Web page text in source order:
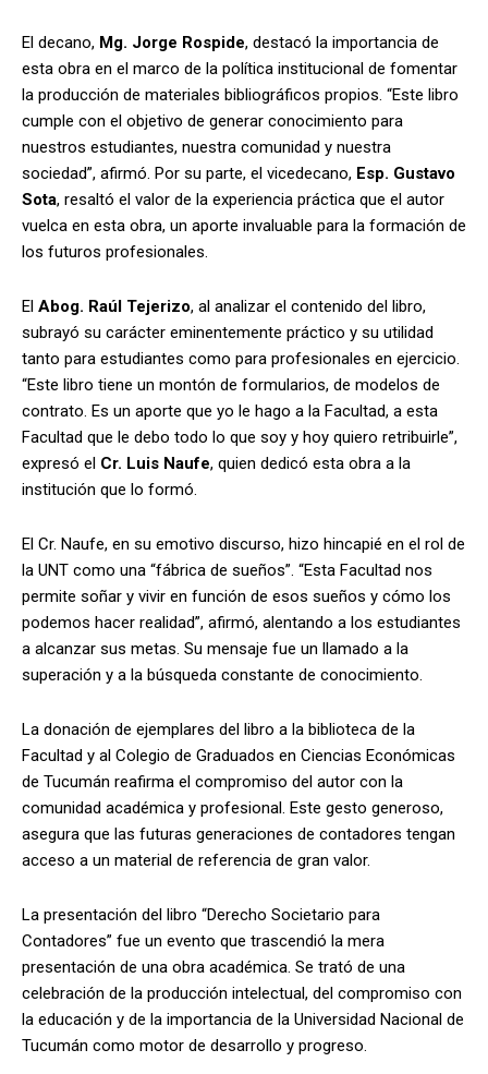
El decano, Mg. Jorge Rospide, destacó la importancia de
esta obra en el marco de la política institucional de fomentar
la producción de materiales bibliográficos propios. “Este libro
cumple con el objetivo de generar conocimiento para
nuestros estudiantes, nuestra comunidad y nuestra
sociedad”, afirmó. Por su parte, el vicedecano, Esp. Gustavo
Sota, resaltó el valor de la experiencia práctica que el autor
vuelca en esta obra, un aporte invaluable para la formación de
los futuros profesionales.
El Abog. Raúl Tejerizo, al analizar el contenido del libro,
subrayó su carácter eminentemente práctico y su utilidad
tanto para estudiantes como para profesionales en ejercicio.
“Este libro tiene un montón de formularios, de modelos de
contrato. Es un aporte que yo le hago a la Facultad, a esta
Facultad que le debo todo lo que soy y hoy quiero retribuirle”,
expresó el Cr. Luis Naufe, quien dedicó esta obra a la
institución que lo formó.
El Cr. Naufe, en su emotivo discurso, hizo hincapié en el rol de
la UNT como una “fábrica de sueños”. “Esta Facultad nos
permite soñar y vivir en función de esos sueños y cómo los
podemos hacer realidad”, afirmó, alentando a los estudiantes
a alcanzar sus metas. Su mensaje fue un llamado a la
superación y a la búsqueda constante de conocimiento.
La donación de ejemplares del libro a la biblioteca de la
Facultad y al Colegio de Graduados en Ciencias Económicas
de Tucumán reafirma el compromiso del autor con la
comunidad académica y profesional. Este gesto generoso,
asegura que las futuras generaciones de contadores tengan
acceso a un material de referencia de gran valor.
La presentación del libro “Derecho Societario para
Contadores” fue un evento que trascendió la mera
presentación de una obra académica. Se trató de una
celebración de la producción intelectual, del compromiso con
la educación y de la importancia de la Universidad Nacional de
Tucumán como motor de desarrollo y progreso.